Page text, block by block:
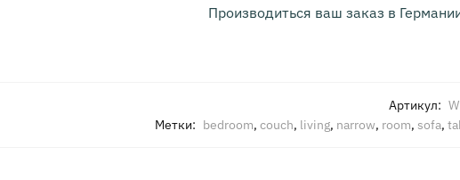
Производиться ваш заказ в
Артикул:
Метки: bedroom, couch, living, narrow, room, sofa,